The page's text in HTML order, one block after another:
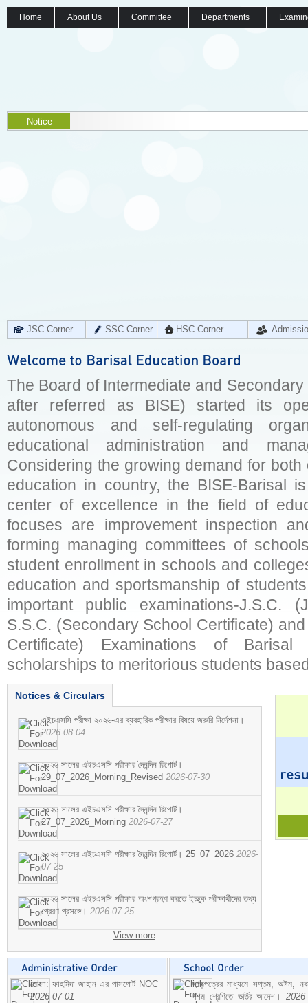
Home About Us Committee Departments
Notice
JSC Corner SSC Corner HSC Corner
The Board of Intermediate and
after referred as BISE) started its
autonomous and self-regulating
educational administration and
Considering the growing demand for
education in country, the BISE-Barisal
center of excellence in the field of
focuses are improvement inspection
forming managing committees of
student enrollment in schools and
education and sportsmanship of
important public examinations-J.S.C.
S.S.C. (Secondary School Certificate)
Certificate) Examinations of
scholarships to meritorious students
Notices & Circulars
এইচএসসি পরীক্ষা ২০২৬-এর ব্যবহারিক পরীক্ষার বিষয়ে জরুরি নির্দেশনা।
2026-08-04
২০২৬ সালের এইচএসসি পরীক্ষার দৈনন্দিন রিপোর্ট।
29_07_2026_Morning_Revised 2026-07-30
২০২৬ সালের এইচএসসি পরীক্ষার দৈনন্দিন রিপোর্ট।
27_07_2026_Morning 2026-07-27
২০২৬ সালের এইচএসসি পরীক্ষার দৈনন্দিন রিপোর্ট। 25_07_2026 2026-
07-25
২০২৬ সালের এইচএসসি পরীক্ষার অংশগ্রহণ করতে ইচ্ছুক পরীক্ষার্থীদের তথ্য
প্রেরণ প্রসঙ্গে। 2026-07-25
View more
মোসা: ফাহমিদা জাহান এর পাসপোর্ট NOC
2026-07-01
ছাড়পত্রের মাধ্যমে সপ্তম, অষ্টম,
দশম শ্রেণিতে ভর্তির আদেশ।